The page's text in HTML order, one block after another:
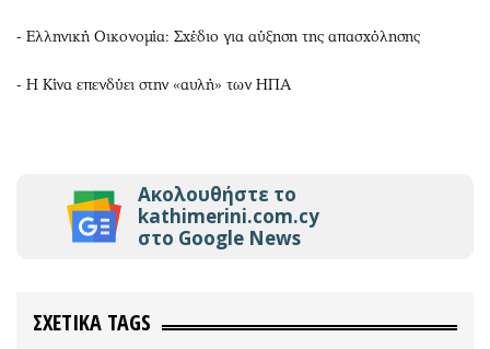
- Ελληνική Οικονομία: Σχέδιο για αύξηση της απασχόλησης
- Η Κίνα επενδύει στην «αυλή» των ΗΠΑ
Ακολουθήστε το
kathimerini.com.cy
στο Google News
ΣΧΕΤΙΚΑ TAGS